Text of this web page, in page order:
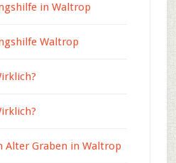
in Waltrop
Waltrop
Alter Graben in Waltrop